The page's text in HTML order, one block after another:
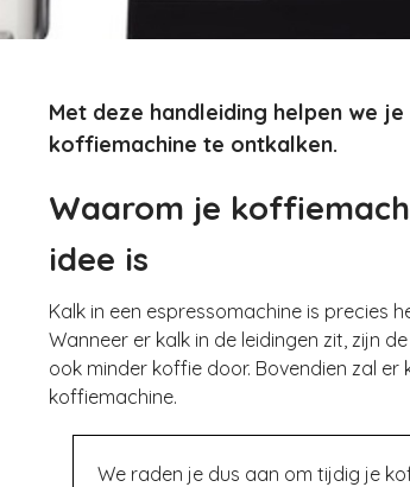
Met deze handleiding helpen we
koffiemachine te ontkalken.
Waarom je
idee is
Kalk in een espressomachine is precies
Wanneer er kalk in de leidingen zit, zijn
ook minder koffie door. Bovendien zal er
koffiemachine.
We raden je dus aan om tijdig je